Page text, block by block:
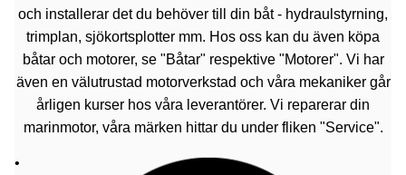
och installerar det du behöver till din båt - hydraulstyrning,
trimplan, sjökortsplotter mm. Hos oss kan du även köpa
båtar och motorer, se "Båtar" respektive "Motorer". Vi har
även en välutrustad motorverkstad och våra mekaniker går
årligen kurser hos våra leverantörer. Vi reparerar din
marinmotor, våra märken hittar du under fliken "Service".